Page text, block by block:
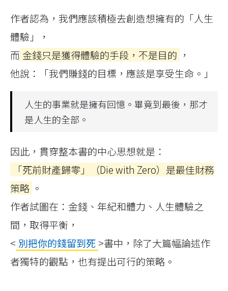
作者認為，我們應該積極去創造想擁有的「人生
體驗」，
而 金錢只是獲得體驗的手段，不是目的 ，
他說：「我們賺錢的目標，應該是享受生命。」
人生的事業就是擁有回憶。畢竟到最後，那才
是人生的全部。
因此，貫穿整本書的中心思想就是：
「死前財產歸零」（Die with Zero）是最佳財務
策略 。
作者試圖在：金錢、年紀和體力、人生體驗之
間，取得平衡，
< 別把你的錢留到死 >書中，除了大篇幅論述作
者獨特的觀點，也有提出可行的策略。